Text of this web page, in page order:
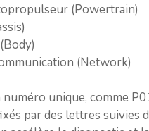
(Powertrain)
(Network)
unique, comme
par des lettres suivies